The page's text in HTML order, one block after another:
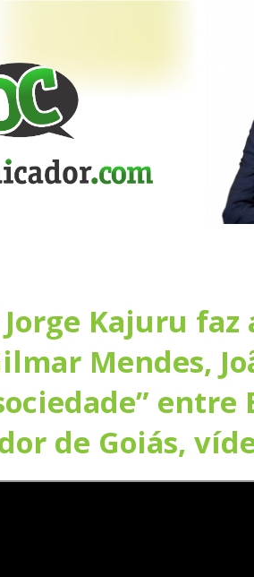
Kajuru faz
Mendes,
entre
de Goiás,